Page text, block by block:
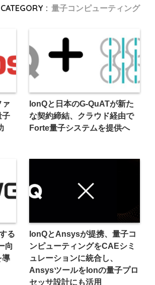
CATEGORY : 量子コンピューティング
ァ
子
IonQと日本のG-QuATが新た
な契約締結、クラウド経由で
Forte量子システムを提供へ
る
向
導
IonQとAnsysが提携、量子コ
ンピューティングをCAEシミ
ュレーションに統合し、
AnsysツールをIonの量子プロ
セッサ設計にも活用